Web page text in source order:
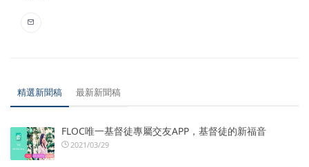
精選新聞稿 最新新聞稿
FLOC唯一基督徒專屬交友APP，基督徒的新福音
2021/03/29